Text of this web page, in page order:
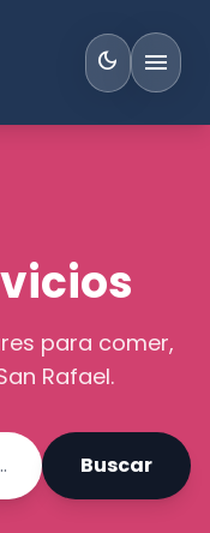
dark_mode menu
para comer,
Rafael.
Buscar